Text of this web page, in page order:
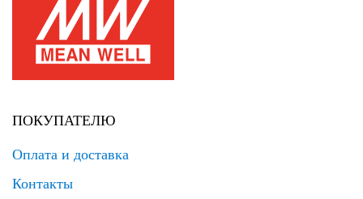
ПОКУПАТЕЛЮ
Оплата и доставка
Контакты